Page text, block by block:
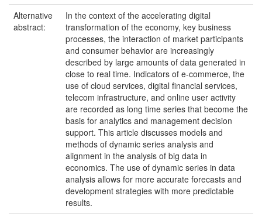
Alternative
abstract:
In the context of the accelerating digital
transformation of the economy, key business
processes, the interaction of market participants
and consumer behavior are increasingly
described by large amounts of data generated in
close to real time. Indicators of e-commerce, the
use of cloud services, digital financial services,
telecom infrastructure, and online user activity
are recorded as long time series that become the
basis for analytics and management decision
support. This article discusses models and
methods of dynamic series analysis and
alignment in the analysis of big data in
economics. The use of dynamic series in data
analysis allows for more accurate forecasts and
development strategies with more predictable
results.